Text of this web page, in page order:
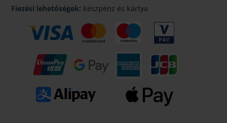
Fiezési lehetőségek: készpénz és kártya